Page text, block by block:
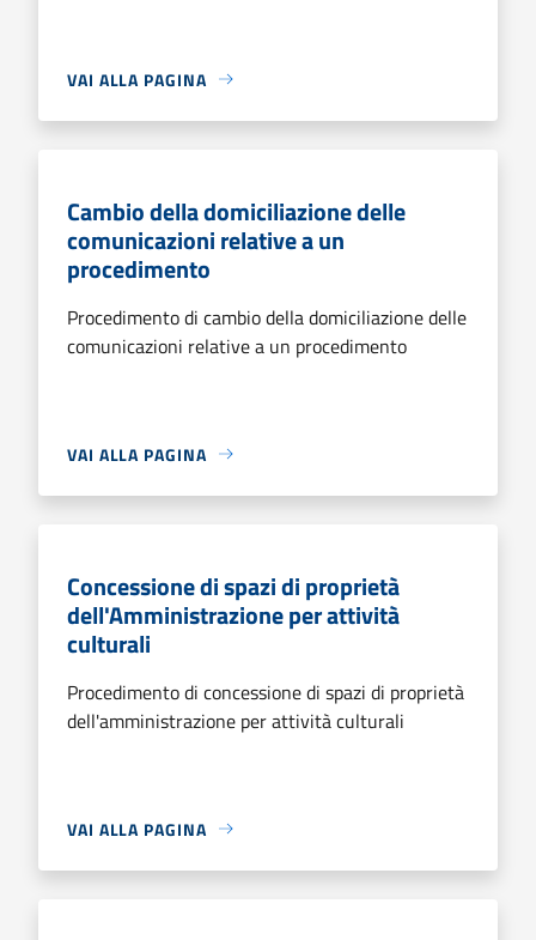
VAI ALLA PAGINA
Cambio della domiciliazione delle
comunicazioni relative a un
procedimento
Procedimento di cambio della domiciliazione delle
comunicazioni relative a un procedimento
VAI ALLA PAGINA
Concessione di spazi di proprietà
dell'Amministrazione per attività
culturali
Procedimento di concessione di spazi di proprietà
dell'amministrazione per attività culturali
VAI ALLA PAGINA